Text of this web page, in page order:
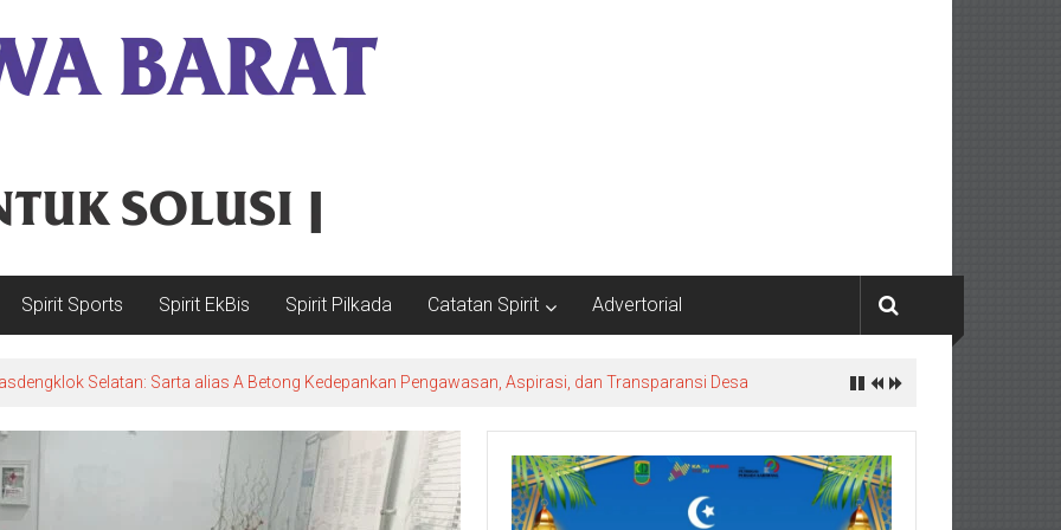
Spirit Sports Spirit EkBis Spirit Pilkada Catatan Spirit Advertorial
Selatan: Sarta alias A Betong Kedepankan Pengawasan, Aspirasi, dan Transparansi Desa